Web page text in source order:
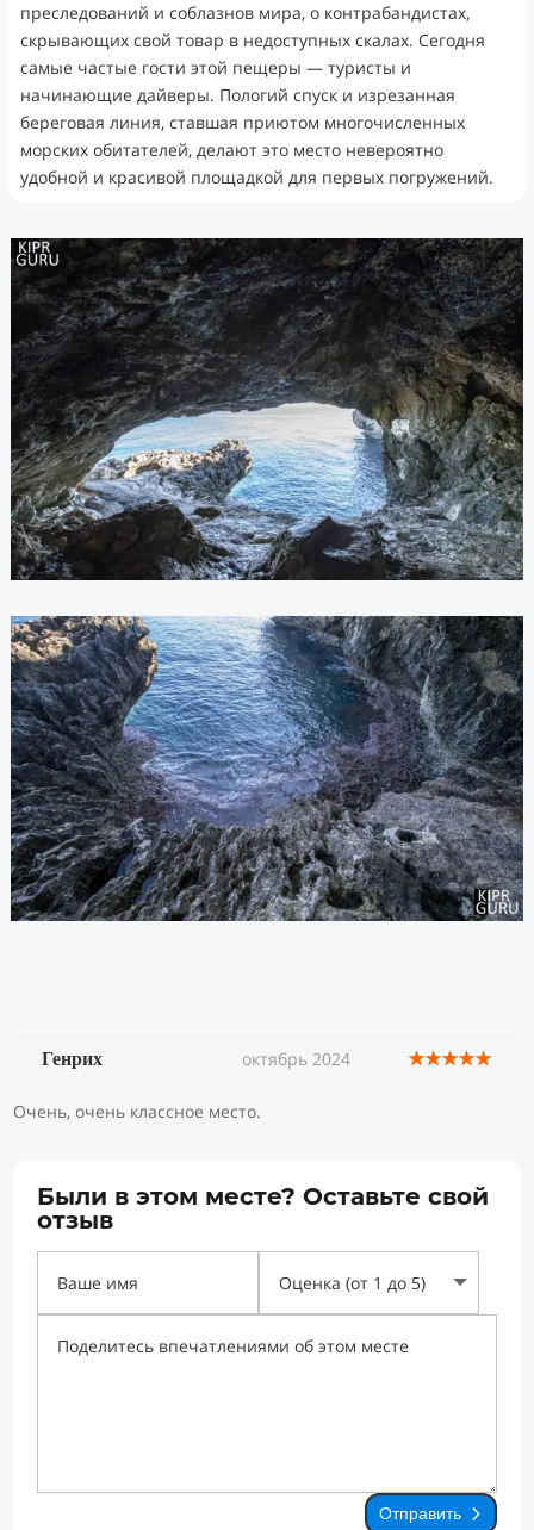
преследований и соблазнов мира, о контрабандистах,
скрывающих свой товар в недоступных скалах. Сегодня
самые частые гости этой пещеры — туристы и
начинающие дайверы. Пологий спуск и изрезанная
береговая линия, ставшая приютом многочисленных
морских обитателей, делают это место невероятно
удобной и красивой площадкой для первых погружений.
Генрих октябрь 2024 ★★★★★
Очень, очень классное место.
Были в этом месте? Оставьте свой
отзыв
Отправить